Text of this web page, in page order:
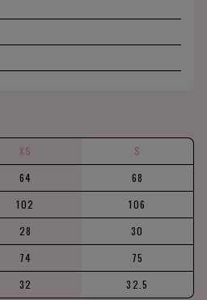
XS
S
64
68
102
106
28
30
74
75
32 32.5